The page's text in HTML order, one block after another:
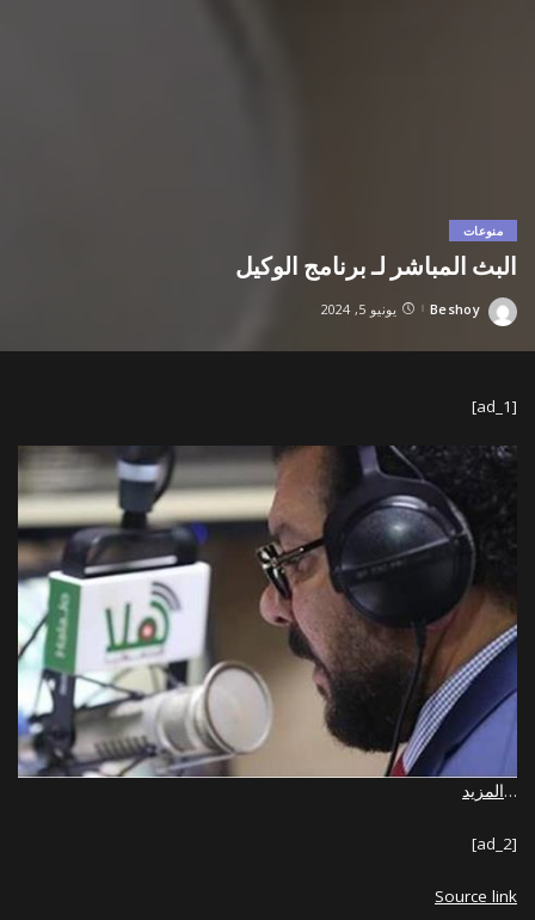
منوعات
البث المباشر لـ برنامج الوكيل
Posted
Beshoy يونيو 5, 2024
[ad_1]
…المزيد
[ad_2]
Source link